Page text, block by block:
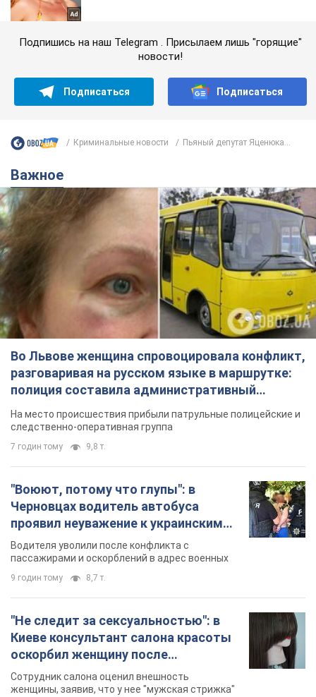
Подпишись на наш Telegram . Присылаем лишь "горящие"
новости!
Подписаться Подписаться
Криминальные новости Пьяный депутат Яценюка...
Важное
Во Львове женщина спровоцировала конфликт,
разговаривая на русском языке в маршрутке:
полиция составила административный
протокол. Видео
На место происшествия прибыли патрульные полицейские и
следственно-оперативная группа
7 годин тому 9,8 т.
"Воюют, потому что глупы": в
Черновцах водитель автобуса
проявил неуважение к украинским
военным и поплатился за это.
Видео
Водителя уволили после конфликта с
пассажирами и оскорблений в адрес военных
9 годин тому 8,7 т.
"Не следит за сексуальностью": в
Киеве консультант салона красоты
оскорбил женщину после
химиотерапии, разгорелся скандал.
Фото
Сотрудник салона оценил внешность
женщины, заявив, что у нее "мужская стрижка"